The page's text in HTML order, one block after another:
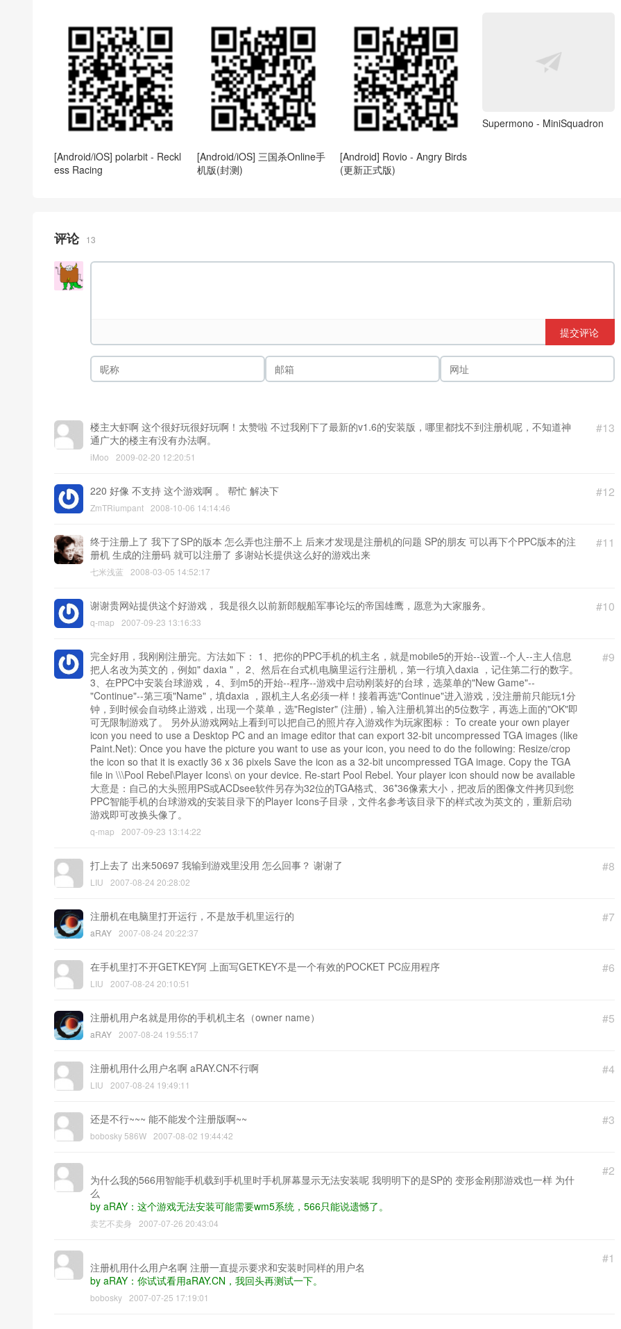
[Android/iOS] polarbit - Reckl
ess Racing
[Android/iOS] 三国杀Online手
机版(封测)
[Android] Rovio - Angry Birds
(更新正式版)
Supermono - MiniSquadron
评论 13
提交评论
#13
楼主大虾啊 这个很好玩很好玩啊！太赞啦 不过我刚下了最新的v1.6的安装版，哪里都找不到注册机呢，不知道神
通广大的楼主有没有办法啊。
iMoo 2009-02-20 12:20:51
#12
220 好像 不支持 这个游戏啊 。 帮忙 解决下
ZmTRiumpant 2008-10-06 14:14:46
#11
终于注册上了 我下了SP的版本 怎么弄也注册不上 后来才发现是注册机的问题 SP的朋友 可以再下个PPC版本的注
册机 生成的注册码 就可以注册了 多谢站长提供这么好的游戏出来
七米浅蓝 2008-03-05 14:52:17
#10
谢谢贵网站提供这个好游戏， 我是很久以前新郎舰船军事论坛的帝国雄鹰，愿意为大家服务。
q-map 2007-09-23 13:16:33
#9
完全好用，我刚刚注册完。方法如下： 1、把你的PPC手机的机主名，就是mobile5的开始--设置--个人--主人信息
把人名改为英文的，例如" daxia "， 2、然后在台式机电脑里运行注册机，第一行填入daxia ，记住第二行的数字。
3、在PPC中安装台球游戏， 4、到m5的开始--程序--游戏中启动刚装好的台球，选菜单的"New Game"--
"Continue"--第三项"Name"，填daxia ，跟机主人名必须一样！接着再选"Continue"进入游戏，没注册前只能玩1分
钟，到时候会自动终止游戏，出现一个菜单，选"Register" (注册)，输入注册机算出的5位数字，再选上面的"OK"即
可无限制游戏了。 另外从游戏网站上看到可以把自己的照片存入游戏作为玩家图标： To create your own player
icon you need to use a Desktop PC and an image editor that can export 32-bit uncompressed TGA images (like
Paint.Net): Once you have the picture you want to use as your icon, you need to do the following: Resize/crop
the icon so that it is exactly 36 x 36 pixels Save the icon as a 32-bit uncompressed TGA image. Copy the TGA
file in \\\Pool Rebel\Player Icons\ on your device. Re-start Pool Rebel. Your player icon should now be available
大意是：自己的大头照用PS或ACDsee软件另存为32位的TGA格式、36*36像素大小，把改后的图像文件拷贝到您
PPC智能手机的台球游戏的安装目录下的Player Icons子目录，文件名参考该目录下的样式改为英文的，重新启动
游戏即可改换头像了。
q-map 2007-09-23 13:14:22
#8
打上去了 出来50697 我输到游戏里没用 怎么回事？ 谢谢了
LIU 2007-08-24 20:28:02
#7
注册机在电脑里打开运行，不是放手机里运行的
aRAY 2007-08-24 20:22:37
#6
在手机里打不开GETKEY阿 上面写GETKEY不是一个有效的POCKET PC应用程序
LIU 2007-08-24 20:10:51
#5
注册机用户名就是用你的手机机主名（owner name）
aRAY 2007-08-24 19:55:17
#4
注册机用什么用户名啊 aRAY.CN不行啊
LIU 2007-08-24 19:49:11
#3
还是不行~~~ 能不能发个注册版啊~~
bobosky 586W 2007-08-02 19:44:42
#2
为什么我的566用智能手机载到手机里时手机屏幕显示无法安装呢 我明明下的是SP的 变形金刚那游戏也一样 为什
么
by aRAY：这个游戏无法安装可能需要wm5系统，566只能说遗憾了。
卖艺不卖身 2007-07-26 20:43:04
#1
注册机用什么用户名啊 注册一直提示要求和安装时同样的用户名
by aRAY：你试试看用aRAY.CN，我回头再测试一下。
bobosky 2007-07-25 17:19:01